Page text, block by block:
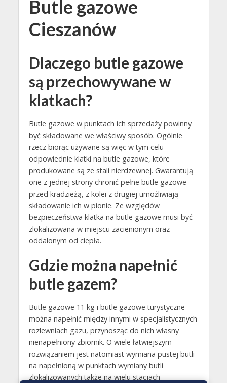
Butle gazowe
Cieszanów
Dlaczego butle gazowe
są przechowywane w
klatkach?
Butle gazowe w punktach ich sprzedaży powinny
być składowane we właściwy sposób. Ogólnie
rzecz biorąc używane są więc w tym celu
odpowiednie klatki na butle gazowe, które
produkowane są ze stali nierdzewnej. Gwarantują
one z jednej strony chronić pełne butle gazowe
przed kradzieżą, z kolei z drugiej umożliwiają
składowanie ich w pionie. Ze względów
bezpieczeństwa klatka na butle gazowe musi być
zlokalizowana w miejscu zacienionym oraz
oddalonym od ciepła.
Gdzie można napełnić
butle gazem?
Butle gazowe 11 kg i butle gazowe turystyczne
można napełnić między innymi w specjalistycznych
rozlewniach gazu, przynosząc do nich własny
nienapełniony zbiornik. O wiele łatwiejszym
rozwiązaniem jest natomiast wymiana pustej butli
na napełnioną w punktach wymiany butli
zlokalizowanych także na wielu stacjach